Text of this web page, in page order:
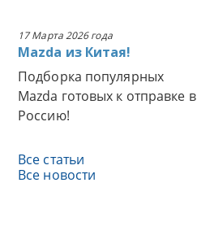
17 Марта 2026 года
Mazda из Китая!
Подборка популярных
Mazda готовых к отправке в
Россию!
Все статьи
Все новости